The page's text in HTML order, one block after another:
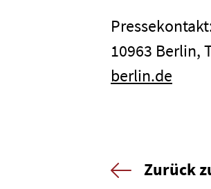
10963 Berlin,
berlin.de
Zurück